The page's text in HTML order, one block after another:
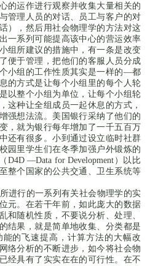
的运作进行观察并收集大量相关的
管理人员的对话、员工与客户的对
），然后用社会物理学的方法对这
一系列可能提高该中心的营运效率
组所建议的措施中，有一条是改变
便于管理，把他们的客服人员分成
小组的工作性质其实是一样的—都
的方式是让每个小组里的每个人轮
以整个小组为单位，让每个小组轮
这种让全组成员一起休息的方式，
强想法流。美国银行采纳了他们的
，就为银行每年增加了一千五百万
还有很多。小到通过设立临时社群
园里学生们在冬季加强户外锻炼的
D4D —Data for Development）以比
整个国家的公共交通、卫生系统等
行的一系列有关社会物理学的实
元。在若干年前，如此庞大的数据
和随机性质，不要说分析、处理、
结果，就是简单地收集、分类都是
的飞速提高，计算方法的大幅改
络分析的不断进步，如今将社会物
经具有了实实在在的可行性。在不